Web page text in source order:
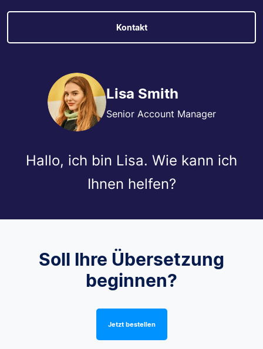
Kontakt
Lisa Smith
Senior Account Manager
Hallo, ich bin Lisa. Wie kann ich
Ihnen helfen?
Soll Ihre Übersetzung
beginnen?
Jetzt bestellen